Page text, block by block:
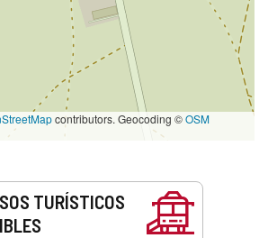
contributors. Geocoding ©OSM
TURÍSTICOS